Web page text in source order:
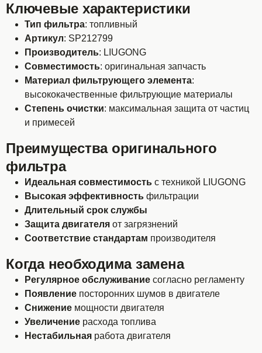
Ключевые характеристики
Тип фильтра: топливный
Артикул: SP212799
Производитель: LIUGONG
Совместимость: оригинальная запчасть
Материал фильтрующего элемента:
высококачественные фильтрующие материалы
Степень очистки: максимальная защита от частиц
и примесей
Преимущества оригинального
фильтра
Идеальная совместимость с техникой LIUGONG
Высокая эффективность фильтрации
Длительный срок службы
Защита двигателя от загрязнений
Соответствие стандартам производителя
Когда необходима замена
Регулярное обслуживание согласно регламенту
Появление посторонних шумов в двигателе
Снижение мощности двигателя
Увеличение расхода топлива
Нестабильная работа двигателя